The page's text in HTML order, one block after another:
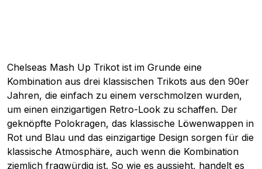
Chelseas Mash Up Trikot ist im Grunde eine
Kombination aus drei klassischen Trikots aus den 90er
Jahren, die einfach zu einem verschmolzen wurden,
um einen einzigartigen Retro-Look zu schaffen. Der
geknöpfte Polokragen, das klassische Löwenwappen in
Rot und Blau und das einzigartige Design sorgen für die
klassische Atmosphäre, auch wenn die Kombination
ziemlich fragwürdig ist. So wie es aussieht, handelt es